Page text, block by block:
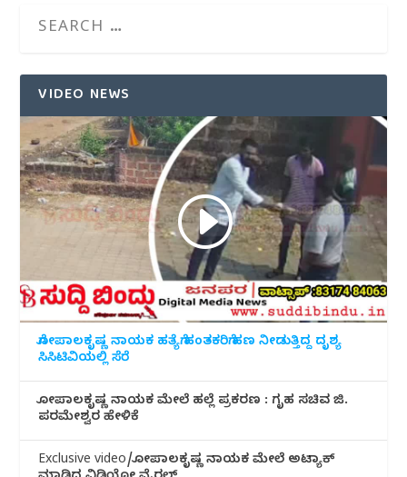
VIDEO NEWS
ಗೋಪಾಲಕೃಷ್ಣ ನಾಯಕ ಹತ್ಯೆಗೆ ಹಂತಕರಿಗೆ ಹಣ ನೀಡುತ್ತಿದ್ದ ದೃಶ್ಯ
ಸಿಸಿಟಿವಿಯಲ್ಲಿ ಸೆರೆ
ಗೋಪಾಲಕೃಷ್ಣ ನಾಯಕ ಮೇಲೆ ಹಲ್ಲೆ ಪ್ರಕರಣ : ಗೃಹ ಸಚಿವ ಜಿ.
ಪರಮೇಶ್ವರ ಹೇಳಿಕೆ
Exclusive video/ಗೋಪಾಲಕೃಷ್ಣ ನಾಯಕ ಮೇಲೆ ಅಟ್ಯಾಕ್